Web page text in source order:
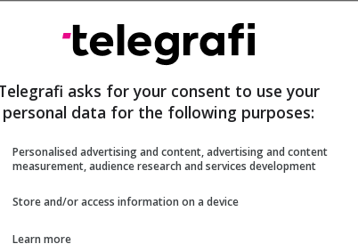
mesazheve SMS, dhe adresa emaili
në mënyrë të rreme si njoftime të
lidhur me pagesën e gjobave
rrugor, kryesisht për tejkalim shpejtësie.
NUK janë dërguar nga institucionet
të sofistikuara për të mashtruar
drejt faqeve të rreme, ku u kërkohet
asks for your consent to use your
personal data for the following purposes:
Personalised advertising and content, advertising and content
measurement, audience research and services development
Store and/or access information on a device
Learn more